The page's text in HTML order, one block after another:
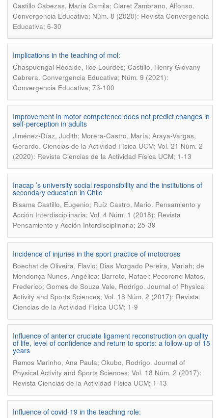
Castillo Cabezas, María Camila; Claret Zambrano, Alfonso.
Convergencia Educativa; Núm. 8 (2020): Revista Convergencia
Educativa; 6-30
Implications in the teaching of mol:
Chaspuengal Recalde, Ilce Lourdes; Castillo, Henry Giovany
Cabrera. Convergencia Educativa; Núm. 9 (2021):
Convergencia Educativa; 73-100
Improvement in motor competence does not predict changes in
self-perception in adults
Jiménez-Díaz, Judith; Morera-Castro, María; Araya-Vargas,
Gerardo. Ciencias de la Actividad Física UCM; Vol. 21 Núm. 2
(2020): Revista Ciencias de la Actividad Física UCM; 1-13
Inacap ’s university social responsibility and the institutions of
secondary education in Chile
Bisama Castillo, Eugenio; Ruíz Castro, Mario. Pensamiento y
Acción Interdisciplinaria; Vol. 4 Núm. 1 (2018): Revista
Pensamiento y Acción Interdisciplinaria; 25-39
Incidence of injuries in the sport practice of motocross
Boechat de Oliveira, Flavio; Dias Morgado Pereira, Mariah; de
Mendonça Nunes, Angélica; Barreto, Rafael; Pecorone Matos,
Frederico; Gomes de Souza Vale, Rodrigo. Journal of Physical
Activity and Sports Sciences; Vol. 18 Núm. 2 (2017): Revista
Ciencias de la Actividad Física UCM; 1-9
Influence of anterior cruciate ligament reconstruction on quality
of life, level of confidence and return to sports: a follow-up of 15
years
Ramos Marinho, Ana Paula; Okubo, Rodrigo. Journal of
Physical Activity and Sports Sciences; Vol. 18 Núm. 2 (2017):
Revista Ciencias de la Actividad Física UCM; 1-13
Influence of covid-19 in the teaching role: